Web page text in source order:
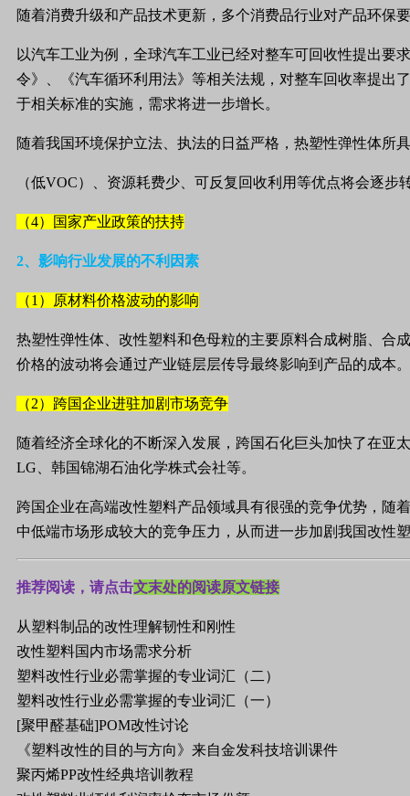
随着消费升级和产品技术更新，多个消费品行业对产品环保要
以汽车工业为例，全球汽车工业已经对整车可回收性提出要
令》、《汽车循环利用法》等相关法规，对整车回收率提出
于相关标准的实施，需求将进一步增长。
随着我国环境保护立法、执法的日益严格，热塑性弹性体所
（低VOC）、资源耗费少、可反复回收利用等优点将会逐步
（4）国家产业政策的扶持
2、影响行业发展的不利因素
（1）原材料价格波动的影响
热塑性弹性体、改性塑料和色母粒的主要原料合成树脂、合
价格的波动将会通过产业链层层传导最终影响到产品的成本
（2）跨国企业进驻加剧市场竞争
随着经济全球化的不断深入发展，跨国石化巨头加快了在亚
LG 、韩国锦湖石油化学株式会社等。
跨国企业在高端改性塑料产品领域具有很强的竞争优势，随
中低端市场形成较大的竞争压力，从而进一步加剧我国改性
推荐阅读，请点击文末处的阅读原文链接
从塑料制品的改性理解韧性和刚性
改性塑料国内市场需求分析
塑料改性行业必需掌握的专业词汇（二）
塑料改性行业必需掌握的专业词汇（一）
[聚甲醛基础]POM改性讨论
《塑料改性的目的与方向》来自金发科技培训课件
聚丙烯PP改性经典培训教程